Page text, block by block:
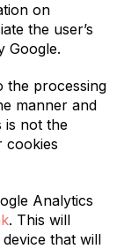
on
the user’s
Google.
the processing
manner and
is not the
cookies
Analytics
. This will
that will